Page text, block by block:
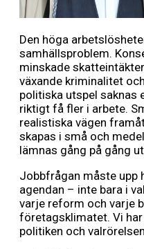
Den höga
samhällsproblem.
minskade
växande kriminalitet
politiska utspel saknas
riktigt få fler i arbete.
realistiska vägen
skapas i små och
lämnas gång på gång
Jobbfrågan måste upp
agendan – inte bara i
varje reform och varje
företagsklimatet. Vi
politiken och